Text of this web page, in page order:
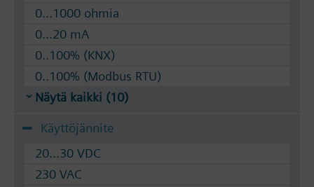
0...1000 ohmia
0...20 mA
0..100% (KNX)
0..100% (Modbus RTU)
Näytä kaikki (10)
Käyttöjännite
20...30 VDC
230 VAC